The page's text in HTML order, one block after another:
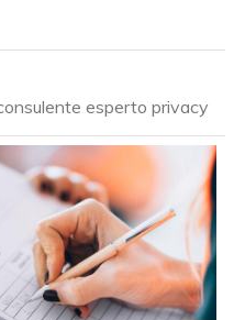
esperto privacy